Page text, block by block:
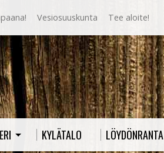
Vesiosuuskunta Tee aloite!
KYLÄTALO LÖYDÖNRANTA